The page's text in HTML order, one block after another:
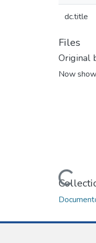
dc.title
Files
Original
Now
Loading...